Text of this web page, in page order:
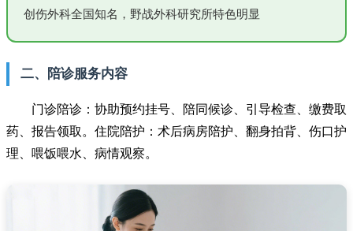
创伤外科全国知名，野战外科研究所特色明显
二、陪诊服务内容
门诊陪诊：协助预约挂号、陪同候诊、引导检查、缴费取
药、报告领取。住院陪护：术后病房陪护、翻身拍背、伤口护
理、喂饭喂水、病情观察。